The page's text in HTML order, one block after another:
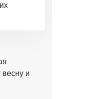
весну и